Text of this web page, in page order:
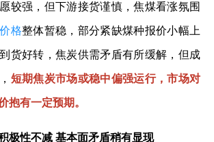
较强，但下游接货谨慎，焦煤看涨氛围
格整体暂稳，部分紧缺煤种报价小幅上
货好转，焦炭供需矛盾有所缓解，但成
短期焦炭市场或稳中偏强运行，市场对
抱有一定预期。
极性不减 基本面矛盾稍有显现